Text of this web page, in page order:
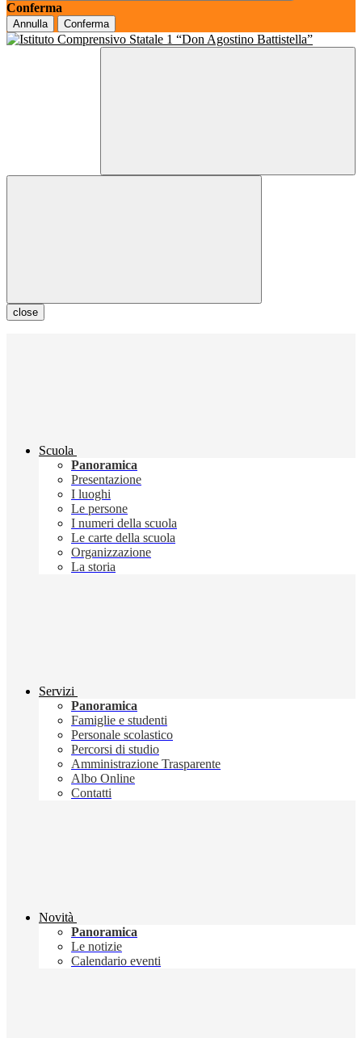
Conferma
Annulla Conferma
close
Scuola
Panoramica
Presentazione
I luoghi
Le persone
I numeri della scuola
Le carte della scuola
Organizzazione
La storia
Servizi
Panoramica
Famiglie e studenti
Personale scolastico
Percorsi di studio
Amministrazione Trasparente
Albo Online
Contatti
Novità
Panoramica
Le notizie
Calendario eventi